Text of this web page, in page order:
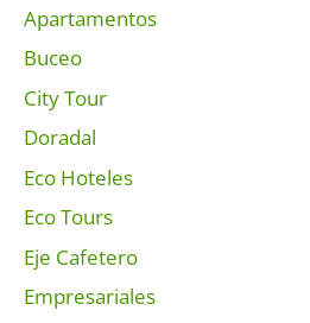
Apartamentos
Buceo
City Tour
Doradal
Eco Hoteles
Eco Tours
Eje Cafetero
Empresariales